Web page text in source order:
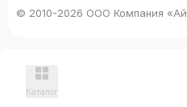
© 2010-2026 ООО Компания
Каталог